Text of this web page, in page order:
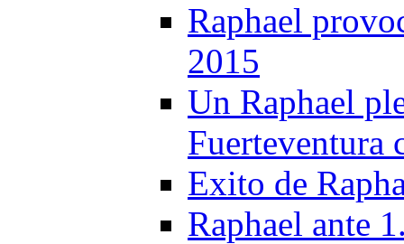
Raphael
2015
Un Raphael
Fuerteventura
Exito de
Raphael ante